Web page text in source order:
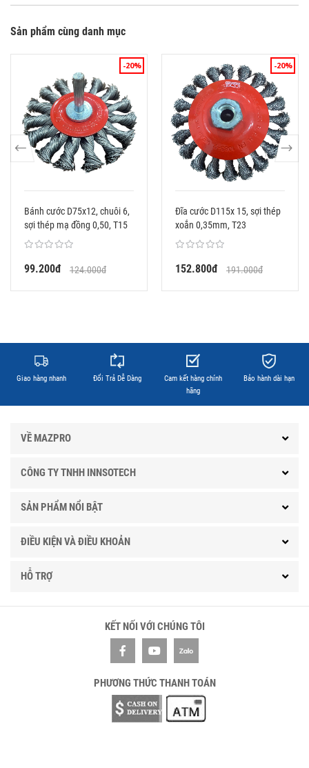
Sản phẩm cùng danh mục
-20%
Bánh cước D75x12, chuôi 6,
sợi thép mạ đồng 0,50, T15
99.200đ 124.000đ
-20%
Đĩa cước D115x 15, sợi thép
xoắn 0,35mm, T23
152.800đ 191.000đ
Giao hàng nhanh Đổi Trả Dễ Dàng
Cam kết hàng chính
hãng
Bảo hành dài hạn
VỀ MAZPRO
CÔNG TY TNHH INNSOTECH
SẢN PHẨM NỔI BẬT
ĐIỀU KIỆN VÀ ĐIỀU KHOẢN
HỖ TRỢ
KẾT NỐI VỚI CHÚNG TÔI
PHƯƠNG THỨC THANH TOÁN